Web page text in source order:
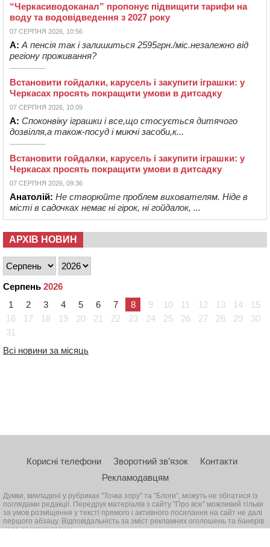
“Черкасиводоканал” пропонує підвищити тарифи на
воду та водовідведення з 2027 року
07 СЕРПНЯ 2026, 10:56
А: А пенсія так і залишиться 2595грн./міс.незалежно від
регіону проживання?
Встановити гойдалки, карусель і закупити іграшки: у
Черкасах просять покращити умови в дитсадку
07 СЕРПНЯ 2026, 10:09
А: Споконвіку іграшки і все,що стосується дитячого
дозвілля,а також-посуд і миючі засоби,к...
Встановити гойдалки, карусель і закупити іграшки: у
Черкасах просять покращити умови в дитсадку
07 СЕРПНЯ 2026, 09:36
Анатолій: Не створюйте проблем вихователям. Ніде в
місті в садочках немає ні гірок, ні гойдалок, ...
АРХІВ НОВИН
Серпень 2026
1
2 3 4 5 6 7 8 9 10 11 12 13 14
15
16
17 18 19 20 21 22 23 24 25 26 27 28 29
30
31
Всі новини за місяць
Корисні телефони Зворотний зв’язок
Контакти
Рекламодавцям
Думки, викладені у рубриках "Точка зору" та "Блоги", можуть не збігатися із
поглядами редакції. Передрук матеріалів з сайту "Про все" можливий тільки
за умов розміщення у тексті прямого і активного посилання на сайт не далі
першого абзацу. Відповідальність за зміст рекламних оголошень та банерів
несе рекламодавець